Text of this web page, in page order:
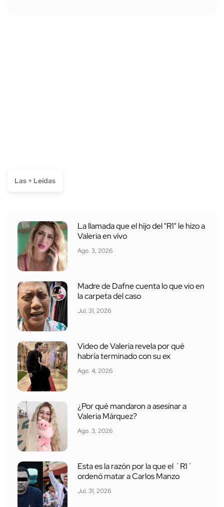
Las + Leídas
La llamada que el hijo del "R1" le hizo a
Valeria en vivo
Ago. 3, 2026
Madre de Dafne cuenta lo que vio en
la carpeta del caso
Jul. 31, 2026
Video de Valeria revela por qué
habría terminado con su ex
Ago. 4, 2026
¿Por qué mandaron a asesinar a
Valeria Márquez?
Ago. 3, 2026
Esta es la razón por la que el ´R1´
ordenó matar a Carlos Manzo
Jul. 31, 2026